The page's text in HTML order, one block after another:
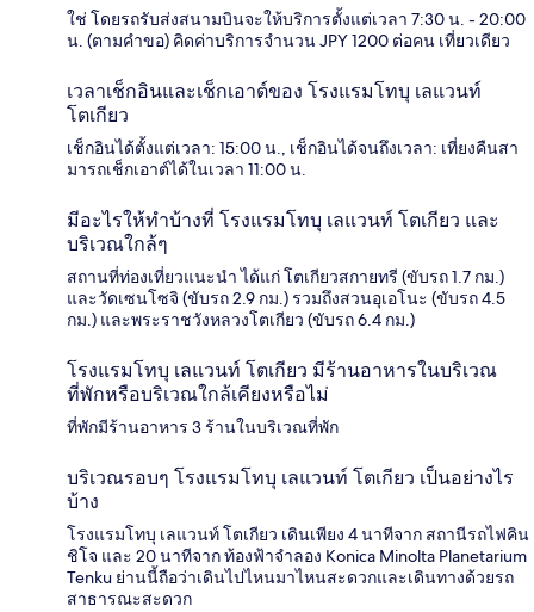
ใช่ โดยรถรับส่งสนามบินจะให้บริการตั้งแต่เวลา 7:30 น. - 20:00
น. (ตามคำขอ) คิดค่าบริการจำนวน JPY 1200 ต่อคน เที่ยวเดียว
เวลาเช็กอินและเช็กเอาต์ของ โรงแรมโทบุ เลแวนท์
โตเกียว
เช็กอินได้ตั้งแต่เวลา: 15:00 น., เช็กอินได้จนถึงเวลา: เที่ยงคืนสา
มารถเช็กเอาต์ได้ในเวลา 11:00 น.
มีอะไรให้ทำบ้างที่ โรงแรมโทบุ เลแวนท์ โตเกียว และ
บริเวณใกล้ๆ
สถานที่ท่องเที่ยวแนะนำ ได้แก่ โตเกียวสกายทรี (ขับรถ 1.7 กม.)
และวัดเซนโซจิ (ขับรถ 2.9 กม.) รวมถึงสวนอุเอโนะ (ขับรถ 4.5
กม.) และพระราชวังหลวงโตเกียว (ขับรถ 6.4 กม.)
โรงแรมโทบุ เลแวนท์ โตเกียว มีร้านอาหารในบริเวณ
ที่พักหรือบริเวณใกล้เคียงหรือไม่
ที่พักมีร้านอาหาร 3 ร้านในบริเวณที่พัก
บริเวณรอบๆ โรงแรมโทบุ เลแวนท์ โตเกียว เป็นอย่างไร
บ้าง
โรงแรมโทบุ เลแวนท์ โตเกียว เดินเพียง 4 นาทีจาก สถานีรถไฟคิน
ชิโจ และ 20 นาทีจาก ท้องฟ้าจำลอง Konica Minolta Planetarium
Tenku ย่านนี้ถือว่าเดินไปไหนมาไหนสะดวกและเดินทางด้วยรถ
สาธารณะสะดวก